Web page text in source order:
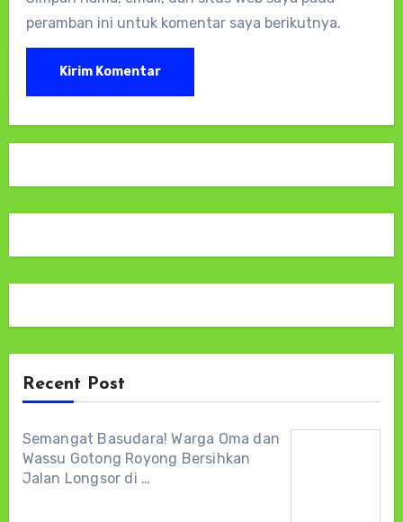
peramban ini untuk komentar saya berikutnya.
Recent Post
Semangat Basudara! Warga Oma dan
Wassu Gotong Royong Bersihkan
Jalan Longsor di …